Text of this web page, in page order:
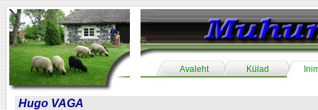
Avaleht Külad
Hugo VAGA